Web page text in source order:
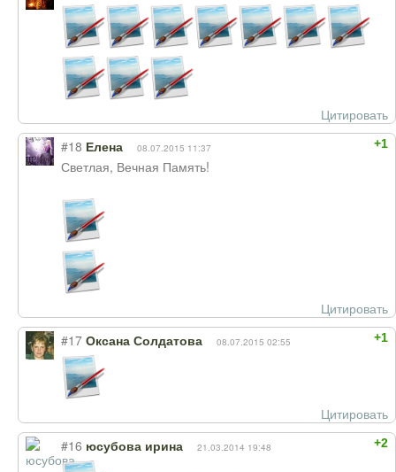
Цитировать
+1
#18 Елена 08.07.2015 11:37
Светлая, Вечная Память!
Цитировать
+1
#17 Оксана Солдатова 08.07.2015 02:55
Цитировать
+2
#16 юсубова ирина 21.03.2014 19:48